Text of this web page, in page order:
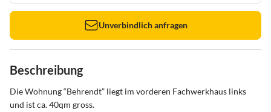
Unverbindlich anfragen
Beschreibung
Die Wohnung “Behrendt” liegt im vorderen Fachwerkhaus links
und ist ca. 40qm gross.